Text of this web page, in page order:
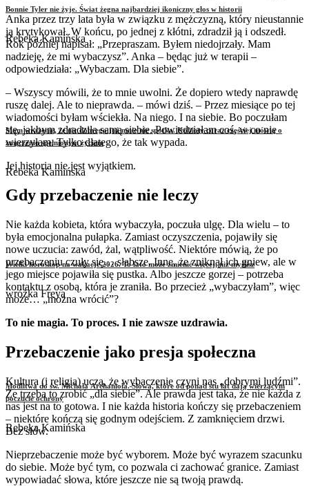
Bonnie Tyler nie żyje. Świat żegna najbardziej ikoniczny głos w historii
Rebeka Kamińska
Mam wrażenie, że nic dobrego już mnie nie spotka. Kobiety coraz częściej mówią o
zmęczeniu spełnionym życiem
Rebeka Kamińska
Wielki horoskop na wakacje 2026. To lato może zmienić więcej, niż myślisz
wróżka Freya
Modlitwa do św. Michała Archanioła. Słowa, które od ponad stu lat dają wierzącym
poczucie ochrony
Rebeka Kamińska
Anka przez trzy lata była w związku z mężczyzną, który nieustannie
ją krytykował. W końcu, po jednej z kłótni, zdradził ją i odszedł.
Rok później napisał: „Przepraszam. Byłem niedojrzały. Mam
nadzieję, że mi wybaczysz”. Anka – będąc już w terapii –
odpowiedziała: „Wybaczam. Dla siebie”.
– Wszyscy mówili, że to mnie uwolni. Że dopiero wtedy naprawdę
ruszę dalej. Ale to nieprawda. – mówi dziś. – Przez miesiące po tej
wiadomości byłam wściekła. Na niego. I na siebie. Bo poczułam
się, jakbym zdradziła samą siebie. Powiedziałam coś, w co nie
wierzyłam. Tylko dlatego, że tak wypada.
Jej historia nie jest wyjątkiem.
Gdy przebaczenie nie leczy
Nie każda kobieta, która wybaczyła, poczuła ulgę. Dla wielu – to
była emocjonalna pułapka. Zamiast oczyszczenia, pojawiły się
nowe uczucia: zawód, żal, wątpliwość. Niektóre mówią, że po
przebaczeniu czuły się… słabsze. Inne, że zniknął ich gniew, ale w
jego miejsce pojawiła się pustka. Albo jeszcze gorzej – potrzeba
kontaktu z osobą, która je zraniła. Bo przecież „wybaczyłam”, więc
może… „można wrócić”?
To nie magia. To proces. I nie zawsze uzdrawia.
Przebaczenie jako presja społeczna
Kultura (i religia) uczą, że wybaczenie czyni nas „dobrymi ludźmi”.
Że trzeba to zrobić „dla siebie”. Ale prawda jest taka, że nie każda z
nas jest na to gotowa. I nie każda historia kończy się przebaczeniem
– niektóre kończą się godnym odejściem. Z zamknięciem drzwi.
Bez słów.
Nieprzebaczenie może być wyborem. Może być wyrazem szacunku
do siebie. Może być tym, co pozwala ci zachować granice. Zamiast
wypowiadać słowa, które jeszcze nie są twoją prawdą.